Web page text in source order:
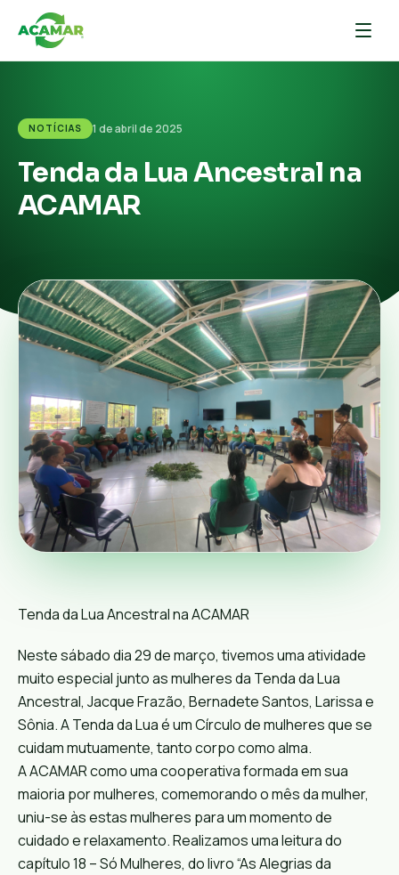
NOTÍCIAS 1 de abril de 2025
Tenda da Lua Ancestral na
ACAMAR
Tenda da Lua Ancestral na ACAMAR
Neste sábado dia 29 de março, tivemos uma atividade
muito especial junto as mulheres da Tenda da Lua
Ancestral, Jacque Frazão, Bernadete Santos, Larissa e
Sônia. A Tenda da Lua é um Círculo de mulheres que se
cuidam mutuamente, tanto corpo como alma.
A ACAMAR como uma cooperativa formada em sua
maioria por mulheres, comemorando o mês da mulher,
uniu-se às estas mulheres para um momento de
cuidado e relaxamento. Realizamos uma leitura do
capítulo 18 – Só Mulheres, do livro “As Alegrias da